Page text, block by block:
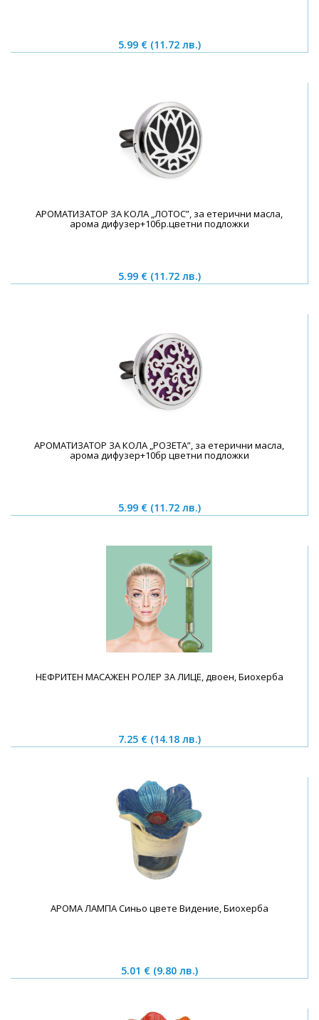
5.99 € (11.72 лв.)
АРОМАТИЗАТОР ЗА КОЛА „ЛОТОС”, за етерични масла,
арома дифузер+10бр.цветни подложки
5.99 € (11.72 лв.)
АРОМАТИЗАТОР ЗА КОЛА „РОЗЕТА”, за етерични масла,
арома дифузер+10бр цветни подложки
5.99 € (11.72 лв.)
НЕФРИТЕН МАСАЖЕН РОЛЕР ЗА ЛИЦЕ, двоен, Биохерба
7.25 € (14.18 лв.)
АРОМА ЛАМПА Синьо цвете Видение, Биохерба
5.01 € (9.80 лв.)